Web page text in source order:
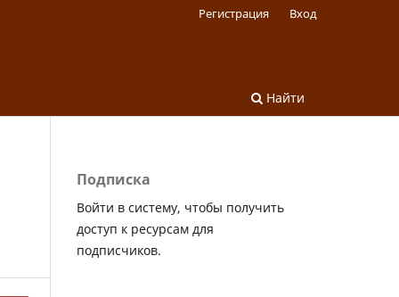
Найти
Регистрация Вход
Подписка
Войти в систему, чтобы получить
доступ к ресурсам для
подписчиков.